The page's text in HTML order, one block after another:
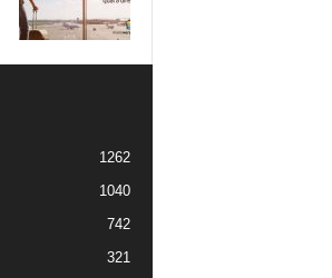
1262
1040
742
321